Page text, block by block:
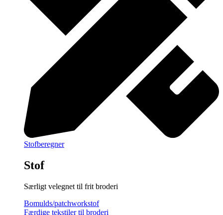
Stofberegner
Stof
Særligt velegnet til frit broderi
Bomulds/patchworkstof
Færdige tekstiler til broderi